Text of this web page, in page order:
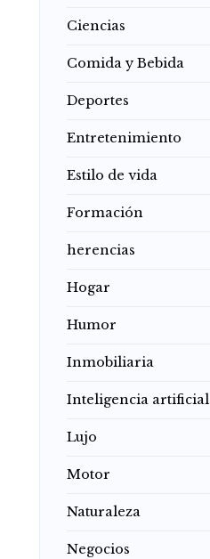
Ciencias
Comida y Bebida
Deportes
Entretenimiento
Estilo de vida
Formación
herencias
Hogar
Humor
Inmobiliaria
Inteligencia artificial
Lujo
Motor
Naturaleza
Negocios